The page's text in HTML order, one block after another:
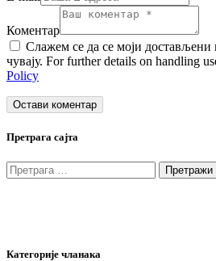
Коментар
Слажем се да се моји
чувају. For further details on handling
Policy
Претрага сајта
Претрага
за:
Категорије чланака